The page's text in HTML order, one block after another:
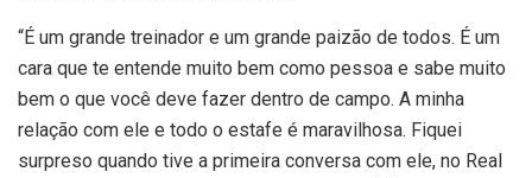
“É um grande treinador e um grande paizão de todos. É um
cara que te entende muito bem como pessoa e sabe muito
bem o que você deve fazer dentro de campo. A minha
relação com ele e todo o estafe é maravilhosa. Fiquei
surpreso quando tive a primeira conversa com ele, no Real